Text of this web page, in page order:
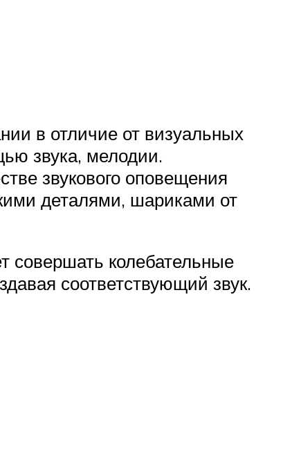
в отличие от визуальных
звука, мелодии.
звукового оповещения
деталями, шариками от
совершать колебательные
соответствующий звук.